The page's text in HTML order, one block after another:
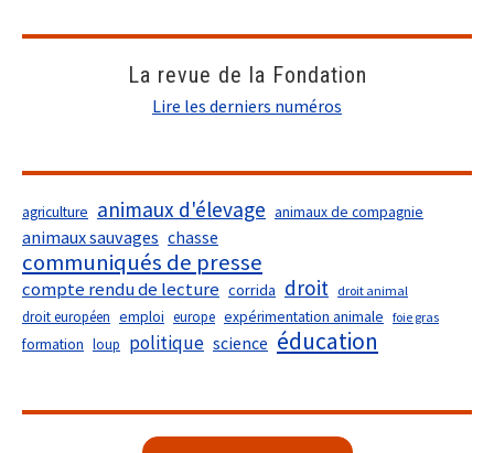
La revue de la Fondation
Lire les derniers numéros
agriculture animaux d'élevage animaux de compagnie
animaux sauvages chasse
communiqués de presse
compte rendu de lecture corrida droit droit animal
droit européen emploi europe expérimentation animale foie gras
formation loup politique science éducation